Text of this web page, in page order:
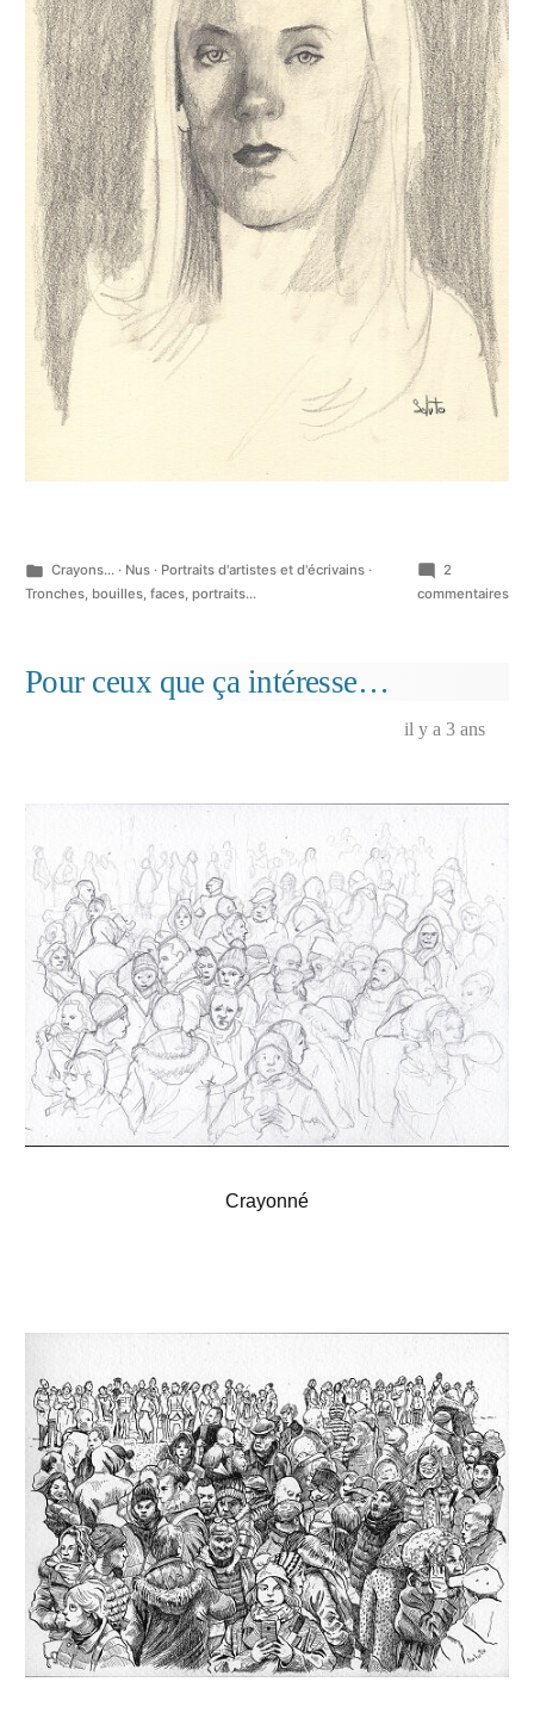
Publié
dans
Crayons... · Nus· Portraits d'artistes et d'écrivains·
Tronches, bouilles, faces, portraits...
2
commentairessur
Pour ceux que ça intéresse…
il y a 3 ans
Crayonné